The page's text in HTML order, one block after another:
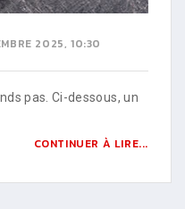
2025, 10:30
pas. Ci-dessous, un
CONTINUER À LIRE...